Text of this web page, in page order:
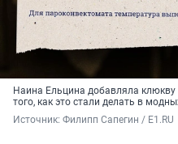
Наина Ельцина добавляла клюкву
того, как это стали делать в
Источник: Филипп Сапегин / E1.RU